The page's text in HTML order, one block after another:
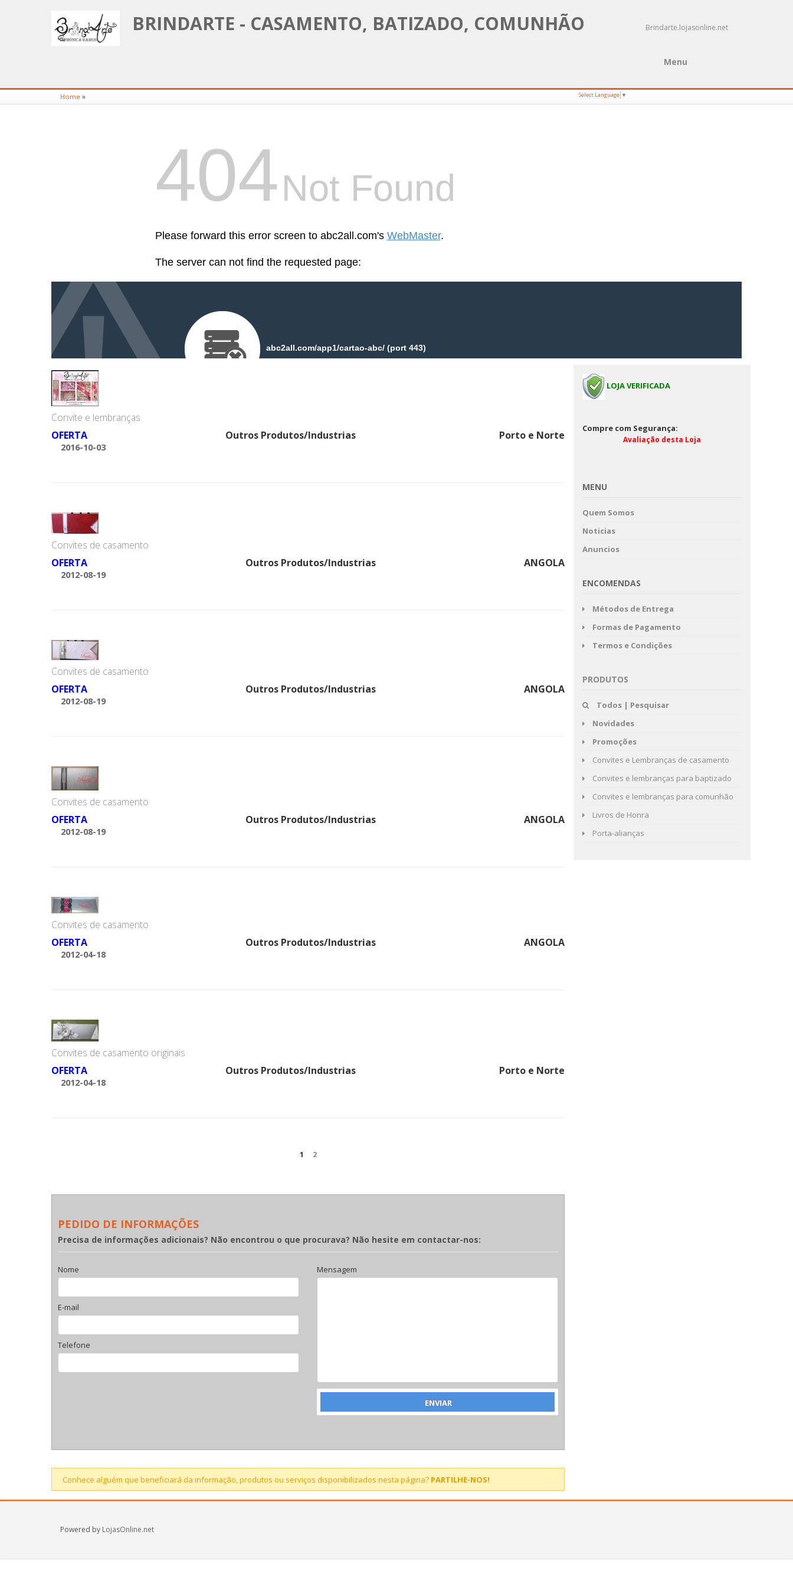
BRINDARTE - CASAMENTO, BATIZADO, COMUNHÃO Brindarte.lojasonline.net
Menu
Home » Select Language ▼
Convite e lembranças
OFERTA
Outros Produtos/Industrias Porto e Norte
2016-10-03
Convites de casamento
OFERTA
Outros Produtos/Industrias ANGOLA
2012-08-19
Convites de casamento
OFERTA
Outros Produtos/Industrias ANGOLA
2012-08-19
Convites de casamento
OFERTA
Outros Produtos/Industrias ANGOLA
2012-08-19
Convites de casamento
OFERTA
Outros Produtos/Industrias ANGOLA
2012-04-18
Convites de casamento originais
OFERTA
Outros Produtos/Industrias Porto e Norte
2012-04-18
1 2
PEDIDO DE INFORMAÇÕES
Precisa de informações adicionais? Não encontrou o que procurava? Não hesite em contactar-nos:
Nome
E-mail
Telefone
Mensagem
Conhece alguém que beneficiará da informação, produtos ou serviços disponibilizados nesta página? PARTILHE-NOS!
LOJA VERIFICADA
Compre com Segurança:
Avaliação desta Loja
MENU
Quem Somos
Noticias
Anuncios
ENCOMENDAS
Métodos de Entrega
Formas de Pagamento
Termos e Condições
PRODUTOS
Todos | Pesquisar
Novidades
Promoções
Convites e Lembranças de casamento
Convites e lembranças para baptizado
Convites e lembranças para comunhão
Livros de Honra
Porta-alianças
Powered by LojasOnline.net